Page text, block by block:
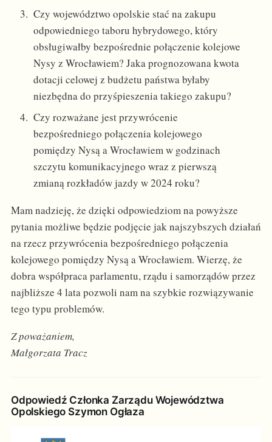
Czy województwo opolskie stać na zakupu
odpowiedniego taboru hybrydowego, który
obsługiwałby bezpośrednie połączenie kolejowe
Nysy z Wrocławiem? Jaka prognozowana kwota
dotacji celowej z budżetu państwa byłaby
niezbędna do przyśpieszenia takiego zakupu?
Czy rozważane jest przywrócenie
bezpośredniego połączenia kolejowego
pomiędzy Nysą a Wrocławiem w godzinach
szczytu komunikacyjnego wraz z pierwszą
zmianą rozkładów jazdy w 2024 roku?
Mam nadzieję, że dzięki odpowiedziom na powyższe
pytania możliwe będzie podjęcie jak najszybszych działań
na rzecz przywrócenia bezpośredniego połączenia
kolejowego pomiędzy Nysą a Wrocławiem. Wierzę, że
dobra współpraca parlamentu, rządu i samorządów przez
najbliższe 4 lata pozwoli nam na szybkie rozwiązywanie
tego typu problemów.
Z poważaniem,
Małgorzata Tracz
Odpowiedź Członka Zarządu Województwa
Opolskiego Szymon Ogłaza